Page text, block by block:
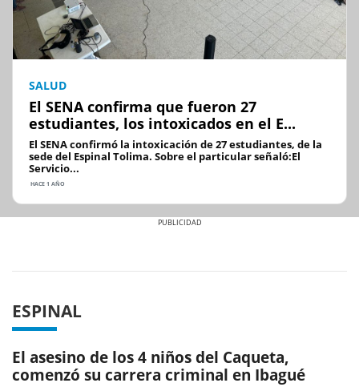
SALUD
El SENA confirma que fueron 27
estudiantes, los intoxicados en el E...
El SENA confirmó la intoxicación de 27 estudiantes, de la
sede del Espinal Tolima. Sobre el particular señaló:El
Servicio...
HACE 1 AÑO
ESPINAL
El asesino de los 4 niños del Caqueta,
comenzó su carrera criminal en Ibagué